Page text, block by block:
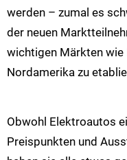
werden – zumal es
der neuen
wichtigen Märkten wie
Nordamerika zu
Obwohl Elektroautos
Preispunkten und